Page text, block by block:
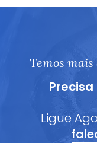
Temos
Ligue